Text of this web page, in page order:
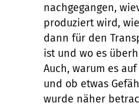
nachgegangen,
produziert wird,
dann für den
ist und wo es
Auch, warum es
und ob etwas
wurde näher